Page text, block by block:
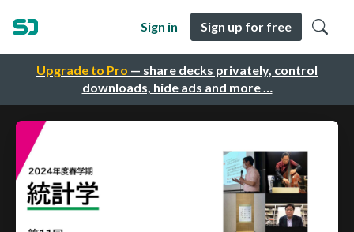
Upgrade to Pro — share decks privately, control
downloads, hide ads and more …
Sign in Sign up for free